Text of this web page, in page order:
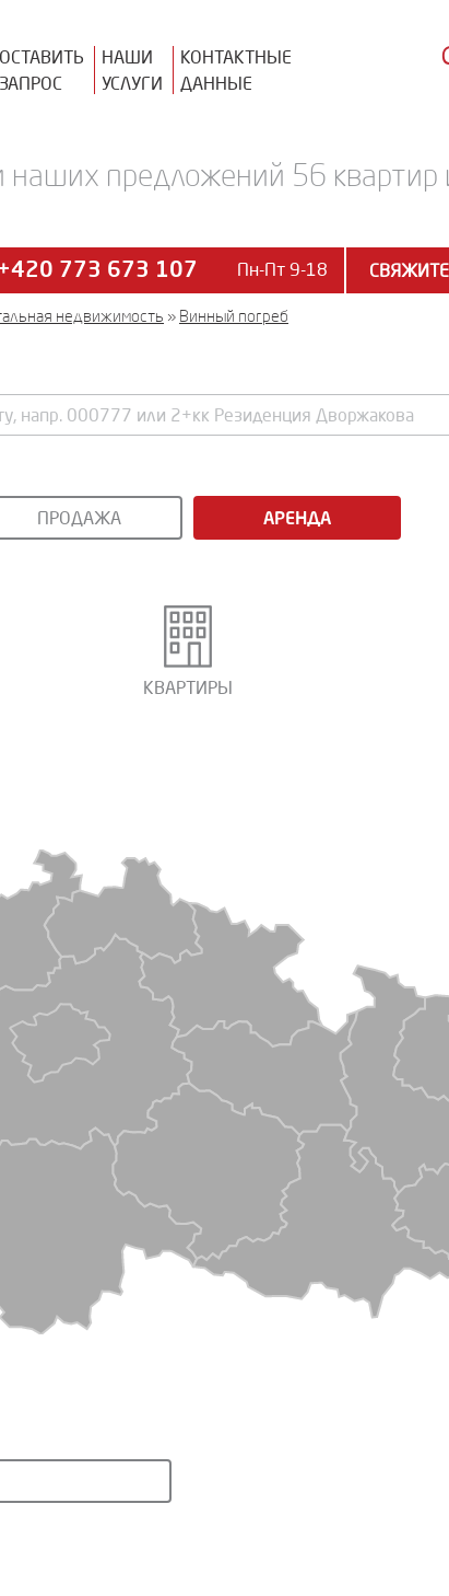
ОСТАВИТЬ
ЗАПРОС
НАШИ
УСЛУГИ
КОНТАКТНЫЕ
ДАННЫЕ
наших предложений 56 квартир
773 673 107 Пн-Пт 9-18
недвижимость » Винный погреб
ПРОДАЖА АРЕНДА
КВАРТИРЫ